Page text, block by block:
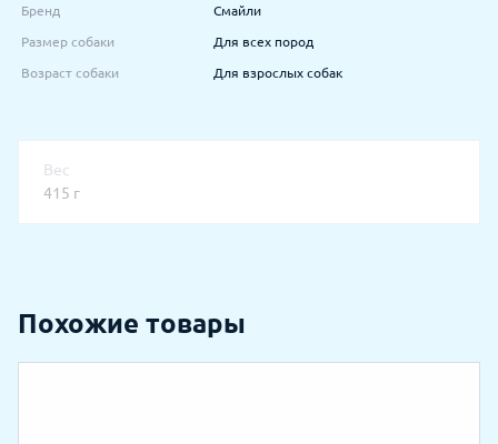
Бренд Смайли
Размер собаки Для всех пород
Возраст собаки Для взрослых собак
Вес
415 г
Похожие товары